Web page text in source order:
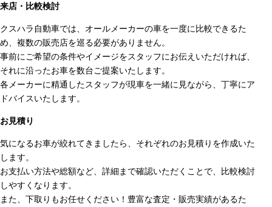
来店・比較検討
クスハラ自動車では、オールメーカーの車を一度に比較できるた
め、複数の販売店を巡る必要がありません。
事前にご希望の条件やイメージをスタッフにお伝えいただければ、
それに沿ったお車を数台ご提案いたします。
各メーカーに精通したスタッフが現車を一緒に見ながら、丁寧にア
ドバイスいたします。
お見積り
気になるお車が絞れてきましたら、それぞれのお見積りを作成いた
します。
お支払い方法や総額など、詳細まで確認いただくことで、比較検討
しやすくなります。
また、下取りもお任せください！豊富な査定・販売実績があるた